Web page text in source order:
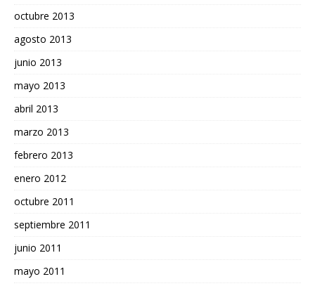
octubre 2013
agosto 2013
junio 2013
mayo 2013
abril 2013
marzo 2013
febrero 2013
enero 2012
octubre 2011
septiembre 2011
junio 2011
mayo 2011